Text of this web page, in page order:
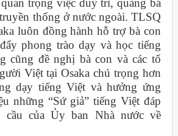
trọng việc duy trì, quảng bá
thống ở nước ngoài. TLSQ
luôn đồng hành hỗ trợ bà con
phong trào dạy và học tiếng
cũng đề nghị bà con và các tổ
Việt tại Osaka chú trọng hơn
dạy tiếng Việt và hưởng ứng
những “Sứ giả” tiếng Việt đáp
cầu của Ủy ban Nhà nước về